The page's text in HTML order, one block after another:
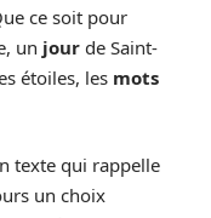
ce soit pour
un jour de Saint-
étoiles, les mots
texte qui rappelle
un choix